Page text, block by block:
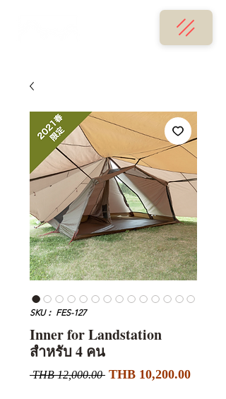
SKU： FES-127
Inner for Landstation
สำหรับ 4 คน
THB 12,000.00 通
THB 10,200.00セ